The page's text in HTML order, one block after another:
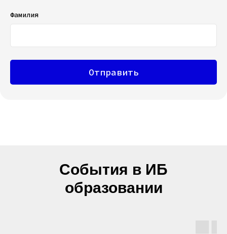
Фамилия
Отправить
События в ИБ
образовании